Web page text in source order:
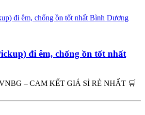
đi êm, chống ồn tốt nhất
– CAM KẾT GIÁ SỈ RẺ NHẤT 🛒